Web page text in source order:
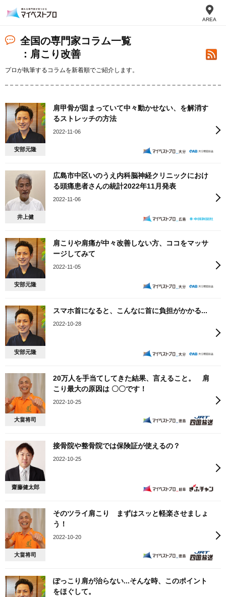
AREA
全国の専門家コラム一覧
：肩こり改善
プロが執筆するコラムを新着順でご紹介します。
安部元隆
肩甲骨が固まっていて中々動かせない、を解消す
るストレッチの方法
2022-11-06
井上健
広島市中区いのうえ内科脳神経クリニックにおけ
る頭痛患者さんの統計2022年11月発表
2022-11-06
安部元隆
肩こりや肩痛が中々改善しない方、ココをマッサ
ージしてみて
2022-11-05
安部元隆
スマホ首になると、こんなに首に負担がかかる...
2022-10-28
大畠将司
20万人を手当てしてきた結果、言えること。 肩
こり最大の原因は 〇〇です！
2022-10-25
齋藤健太郎
接骨院や整骨院では保険証が使えるの？
2022-10-25
大畠将司
そのツライ肩こり まずはスッと軽楽させましょ
う！
2022-10-20
ぽっこり肩が治らない...そんな時、このポイント
をほぐして。